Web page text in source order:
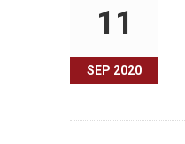
11
SEP 2020